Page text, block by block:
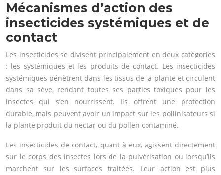
Mécanismes d’action des
insecticides systémiques et de
contact
Les insecticides se divisent principalement en deux catégories
: les systémiques et les produits de contact. Les insecticides
systémiques pénètrent dans les tissus de la plante et circulent
dans sa sève, rendant toutes ses parties toxiques pour les
insectes qui s’en nourrissent. Ils offrent une protection
durable, mais peuvent avoir un impact sur les pollinisateurs si
la plante produit du nectar ou du pollen contaminé.
Les insecticides de contact, quant à eux, agissent directement
sur le corps des insectes lors de la pulvérisation ou lorsqu’ils
marchent sur les surfaces traitées. Leur action est plus